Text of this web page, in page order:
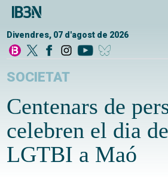
Divendres, 07 d'agost de 2026
SOCIETAT
Centenars de
celebren el dia
LGTBI a Maó